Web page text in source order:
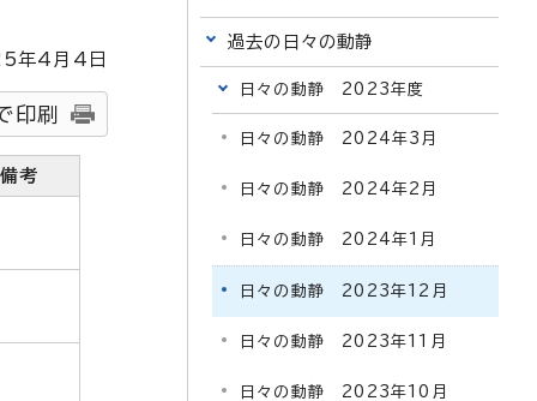
年4月4日
印刷
備考
過去の日々の動静
日々の動静 2023年度
日々の動静 2024年3月
日々の動静 2024年2月
日々の動静 2024年1月
日々の動静 2023年12月
日々の動静 2023年11月
日々の動静 2023年10月